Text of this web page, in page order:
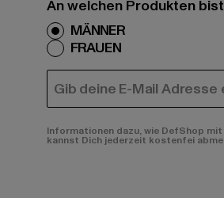
An welchen Produkten
MÄNNER
FRAUEN
E-MAIL
Informationen dazu, wie DefShop
kannst Dich jederzeit kostenfei